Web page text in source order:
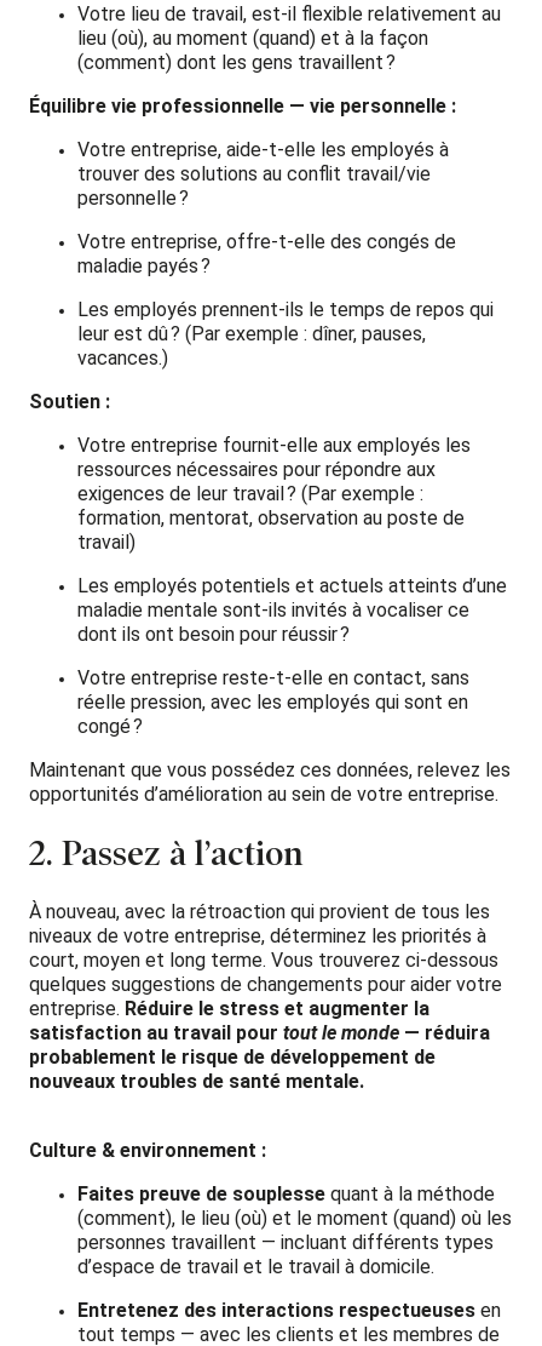
Votre lieu de travail, est-il flexible relativement au
lieu (où), au moment (quand) et à la façon
(comment) dont les gens travaillent ?
Équilibre vie professionnelle — vie personnelle :
Votre entreprise, aide-t-elle les employés à
trouver des solutions au conflit travail/vie
personnelle ?
Votre entreprise, offre-t-elle des congés de
maladie payés ?
Les employés prennent-ils le temps de repos qui
leur est dû ? (Par exemple : dîner, pauses,
vacances.)
Soutien :
Votre entreprise fournit-elle aux employés les
ressources nécessaires pour répondre aux
exigences de leur travail ? (Par exemple :
formation, mentorat, observation au poste de
travail)
Les employés potentiels et actuels atteints d’une
maladie mentale sont-ils invités à vocaliser ce
dont ils ont besoin pour réussir ?
Votre entreprise reste-t-elle en contact, sans
réelle pression, avec les employés qui sont en
congé ?
Maintenant que vous possédez ces données, relevez les
opportunités d’amélioration au sein de votre entreprise.
2. Passez à l’action
À nouveau, avec la rétroaction qui provient de tous les
niveaux de votre entreprise, déterminez les priorités à
court, moyen et long terme. Vous trouverez ci-dessous
quelques suggestions de changements pour aider votre
entreprise. Réduire le stress et augmenter la
satisfaction au travail pour tout le monde — réduira
probablement le risque de développement de
nouveaux troubles de santé mentale.
Culture & environnement :
Faites preuve de souplesse quant à la méthode
(comment), le lieu (où) et le moment (quand) où les
personnes travaillent — incluant différents types
d’espace de travail et le travail à domicile.
Entretenez des interactions respectueuses en
tout temps — avec les clients et les membres de